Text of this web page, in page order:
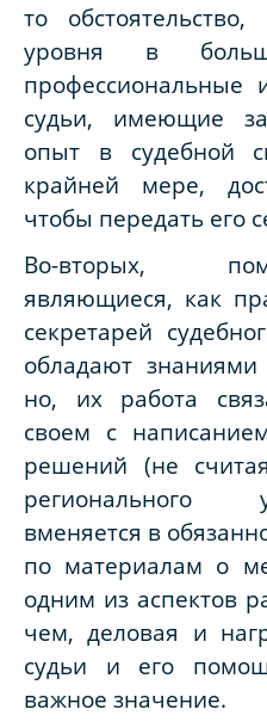
то
уровня в
профессиональные
судьи, имеющие
опыт в судебной
крайней мере,
чтобы передать его
Во-вторых,
являющиеся, как
секретарей
обладают знаниями
но, их работа
своем с
решений (не
регионального
вменяется в
по материалам о
одним из аспектов
чем, деловая и
судьи и его
важное значение.